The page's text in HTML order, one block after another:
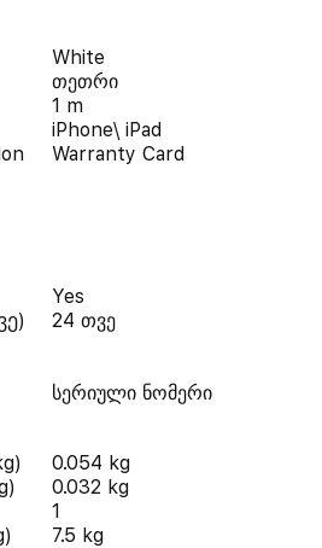
White
თეთრი
1 m
iPhone\ iPad
Warranty Card
Yes
24 თვე
სერიული ნომერი
0.054 kg
0.032 kg
1
7.5 kg